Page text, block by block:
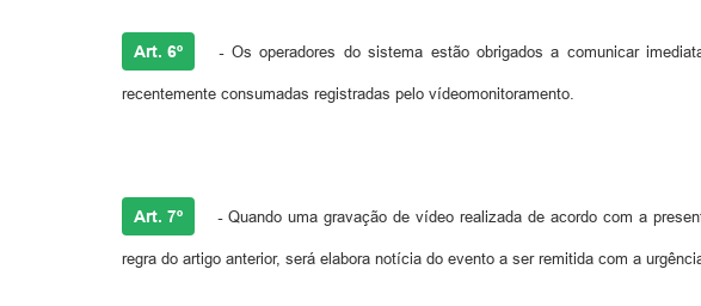
Art. 6º -Os operadores do sistema estão obrigados a comunicar
recentemente consumadas registradas pelo vídeomonitoramento.
Art. 7º -Quando uma gravação de vídeo realizada de acordo com a
regra do artigo anterior, será elabora notícia do evento a ser remitida com a